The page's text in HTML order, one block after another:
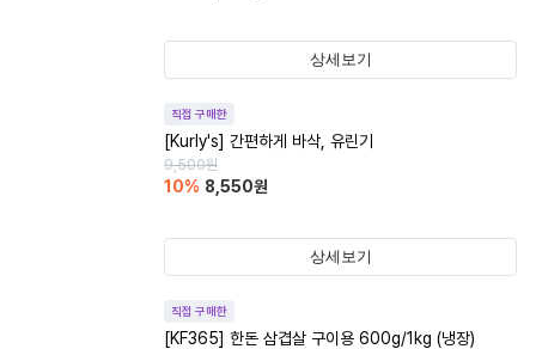
상세보기
직접 구매한
[Kurly's] 간편하게 바삭, 유린기
9,500원
10% 8,550원
상세보기
직접 구매한
[KF365] 한돈 삼겹살 구이용 600g/1kg (냉장)